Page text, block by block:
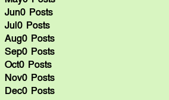
Jun0 Posts
Jul0 Posts
Aug0 Posts
Sep0 Posts
Oct0 Posts
Nov0 Posts
Dec0 Posts